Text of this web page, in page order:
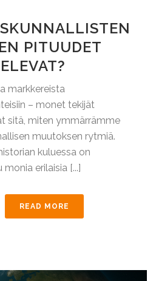
PITUUDET
markkereista
– monet tekijät
sitä, miten ymmärrämme
muutoksen rytmiä.
kuluessa on
erilaisia [...]
READ MORE